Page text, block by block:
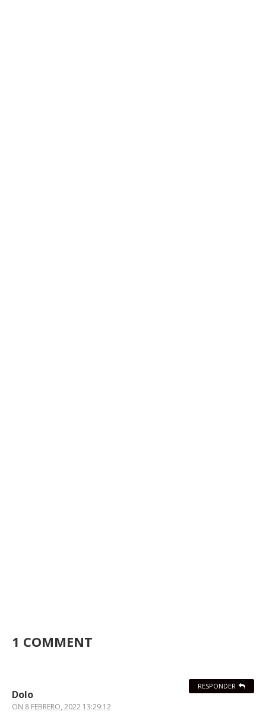
1 COMMENT
Dolo
ON 8 FEBRERO, 2022 13:29:12
RESPONDER